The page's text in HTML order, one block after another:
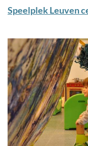
Speelplek Leuven